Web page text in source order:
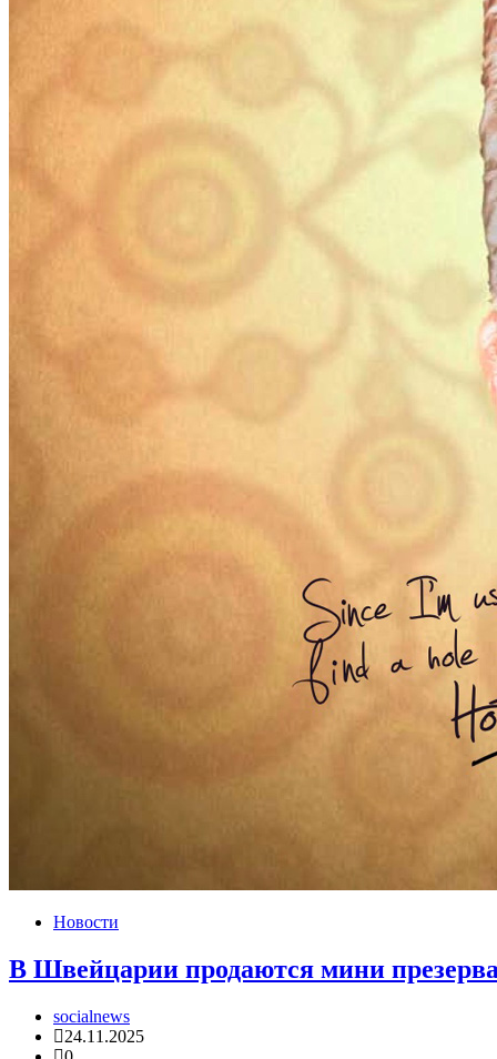
Новости
В Швейцарии продаются мини
socialnews
24.11.2025